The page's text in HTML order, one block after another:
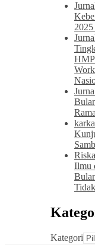
Ilmu
Kategori